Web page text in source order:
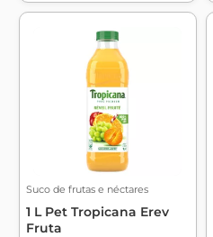
Suco de frutas e néctares
1 L Pet Tropicana Erev
Fruta